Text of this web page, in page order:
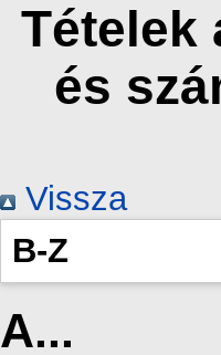
Tételek
és
Vissza
B-Z
A...